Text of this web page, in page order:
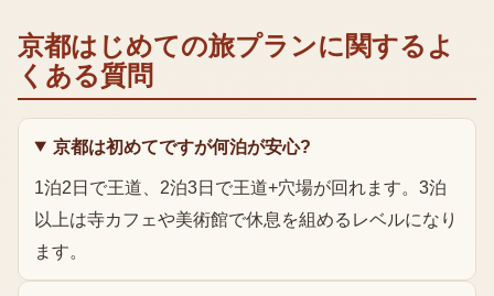
京都はじめての旅プランに関するよ
くある質問
京都は初めてですが何泊が安心?
1泊2日で王道、2泊3日で王道+穴場が回れます。3泊
以上は寺カフェや美術館で休息を組めるレベルになり
ます。